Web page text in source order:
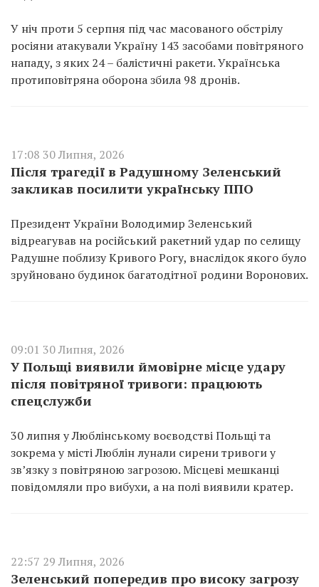
У ніч проти 5 серпня під час масованого обстрілу
росіяни атакували Україну 143 засобами повітряного
нападу, з яких 24 – балістичні ракети. Українська
протиповітряна оборона збила 98 дронів.
17:08 30 Липня, 2026
Після трагедії в Радушному Зеленський
закликав посилити українську ППО
Президент України Володимир Зеленський
відреагував на російський ракетний удар по селищу
Радушне поблизу Кривого Рогу, внаслідок якого було
зруйновано будинок багатодітної родини Воронових.
09:01 30 Липня, 2026
У Польщі виявили ймовірне місце удару
після повітряної тривоги: працюють
спецслужби
30 липня у Люблінському воєводстві Польщі та
зокрема у місті Люблін лунали сирени тривоги у
зв’язку з повітряною загрозою. Місцеві мешканці
повідомляли про вибухи, а на полі виявили кратер.
22:57 29 Липня, 2026
Зеленський попередив про високу загрозу